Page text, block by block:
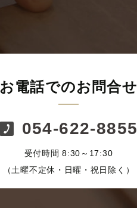
お電話でのお問合せ
054-622-8855
受付時間 8:30～17:30
（土曜不定休・日曜・祝日除く）